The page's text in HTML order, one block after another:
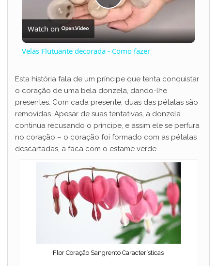
P
l
y
V
i
d
e
o
Watch on
Velas Flutuante decorada - Como fazer
Esta história fala de um príncipe que tenta conquistar
o coração de uma bela donzela, dando-lhe
presentes. Com cada presente, duas das pétalas são
removidas. Apesar de suas tentativas, a donzela
continua recusando o príncipe, e assim ele se perfura
no coração – o coração foi formado com as pétalas
descartadas, a faca com o estame verde.
Flor Coração Sangrento Características